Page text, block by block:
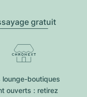
gratuit
lounge-boutiques
ouverts : retirez